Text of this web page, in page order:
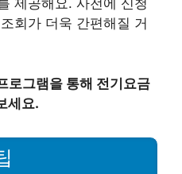
제공해요. 사전에 신청
회가 더욱 간편해질 거
로그램을 통해 전기요금
세요.